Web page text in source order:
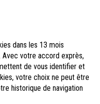
dans les 13 mois
Avec votre accord exprès,
de vous identifier et
votre choix ne peut être
historique de navigation